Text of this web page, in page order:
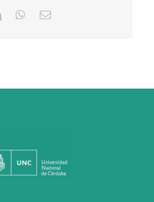
LinkedInWhatsApp
Correo